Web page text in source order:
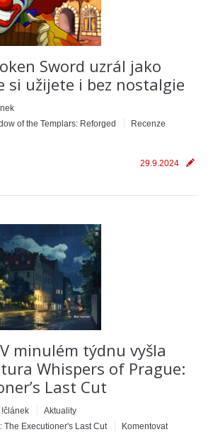
Sword uzrál jako
si užijete i bez nostalgie
of the Templars: Reforged
Recenze
29.9.2024
minulém týdnu vyšla
Whispers of Prague:
Last Cut
!článek
Aktuality
The Executioner's Last Cut
Komentovat